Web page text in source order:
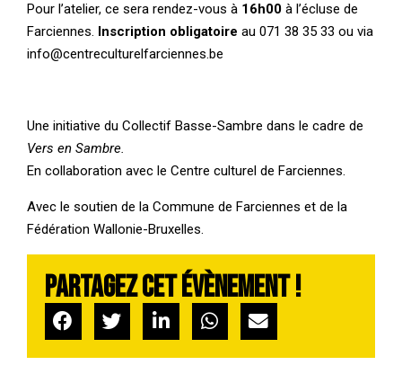
Pour l’atelier, ce sera rendez-vous à 16h00 à l’écluse de
Farciennes. Inscription obligatoire au 071 38 35 33 ou via
info@centreculturelfarciennes.be
Une initiative du Collectif Basse-Sambre dans le cadre de
Vers en Sambre.
En collaboration avec le Centre culturel de Farciennes.
Avec le soutien de la Commune de Farciennes et de la
Fédération Wallonie-Bruxelles.
Partagez cet évènement !